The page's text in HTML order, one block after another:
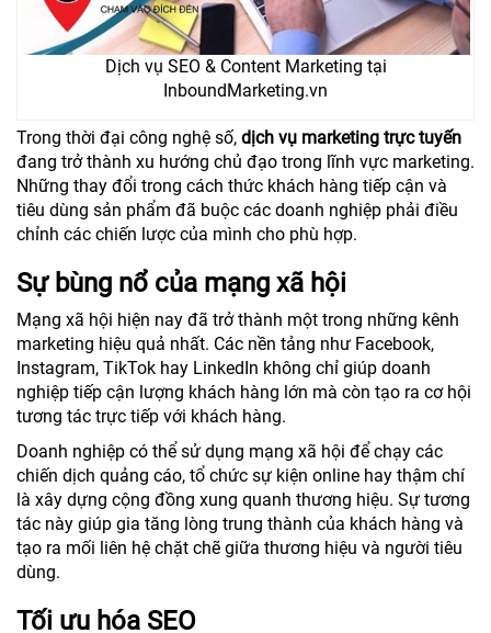
Dịch vụ SEO & Content Marketing tại
InboundMarketing.vn
Trong thời đại công nghệ số, dịch vụ marketing trực tuyến
đang trở thành xu hướng chủ đạo trong lĩnh vực marketing.
Những thay đổi trong cách thức khách hàng tiếp cận và
tiêu dùng sản phẩm đã buộc các doanh nghiệp phải điều
chỉnh các chiến lược của mình cho phù hợp.
Sự bùng nổ của mạng xã hội
Mạng xã hội hiện nay đã trở thành một trong những kênh
marketing hiệu quả nhất. Các nền tảng như Facebook,
Instagram, TikTok hay LinkedIn không chỉ giúp doanh
nghiệp tiếp cận lượng khách hàng lớn mà còn tạo ra cơ hội
tương tác trực tiếp với khách hàng.
Doanh nghiệp có thể sử dụng mạng xã hội để chạy các
chiến dịch quảng cáo, tổ chức sự kiện online hay thậm chí
là xây dựng cộng đồng xung quanh thương hiệu. Sự tương
tác này giúp gia tăng lòng trung thành của khách hàng và
tạo ra mối liên hệ chặt chẽ giữa thương hiệu và người tiêu
dùng.
Tối ưu hóa SEO